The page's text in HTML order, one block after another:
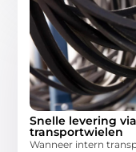
Snelle levering
transportwielen
Wanneer intern